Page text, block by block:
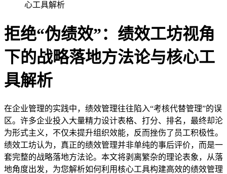
心工具解析
拒绝“伪绩效”：绩效工坊视角
下的战略落地方法论与核心工
具解析
在企业管理的实践中，绩效管理往往陷入“考核代替管理”的误
区。许多企业投入大量精力设计表格、打分、排名，最终却沦
为形式主义，不仅未提升组织效能，反而挫伤了员工积极性。
绩效工坊认为，真正的绩效管理并非单纯的事后评价，而是一
套完整的战略落地方法论。本文将剥离繁杂的理论表象，从落
地角度出发，为您解析如何利用核心工具构建高效的绩效管理